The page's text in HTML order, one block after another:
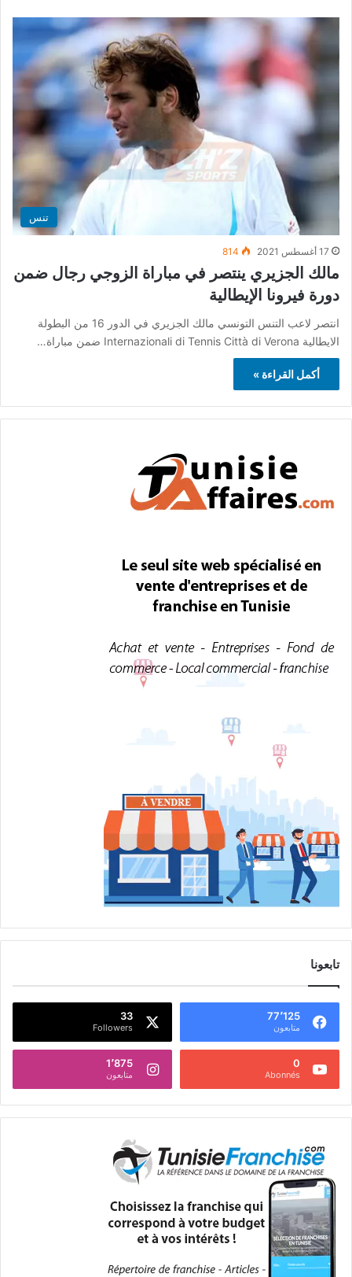
تنس
17 أغسطس 2021 814
مالك الجزيري ينتصر في مباراة الزوجي رجال ضمن
دورة فيرونا الإيطالية
انتصر لاعب التنس التونسي مالك الجزيري في الدور 16 من البطولة
الايطالية Internazionali di Tennis Città di Verona ضمن مباراة…
أكمل القراءة »
تابعونا
77٬125
متابعون
33
Followers
0
Abonnés
1٬875
متابعون